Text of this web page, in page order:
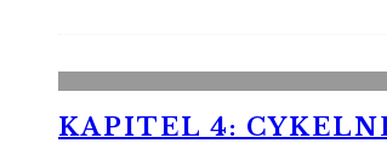
KAPITEL 4: